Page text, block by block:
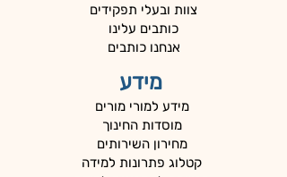
צוות ובעלי תפקידים
כותבים עלינו
אנחנו כותבים
מידע
מידע למורי מורים
מוסדות החינוך
מחירון השירותים
קטלוג פתרונות למידה